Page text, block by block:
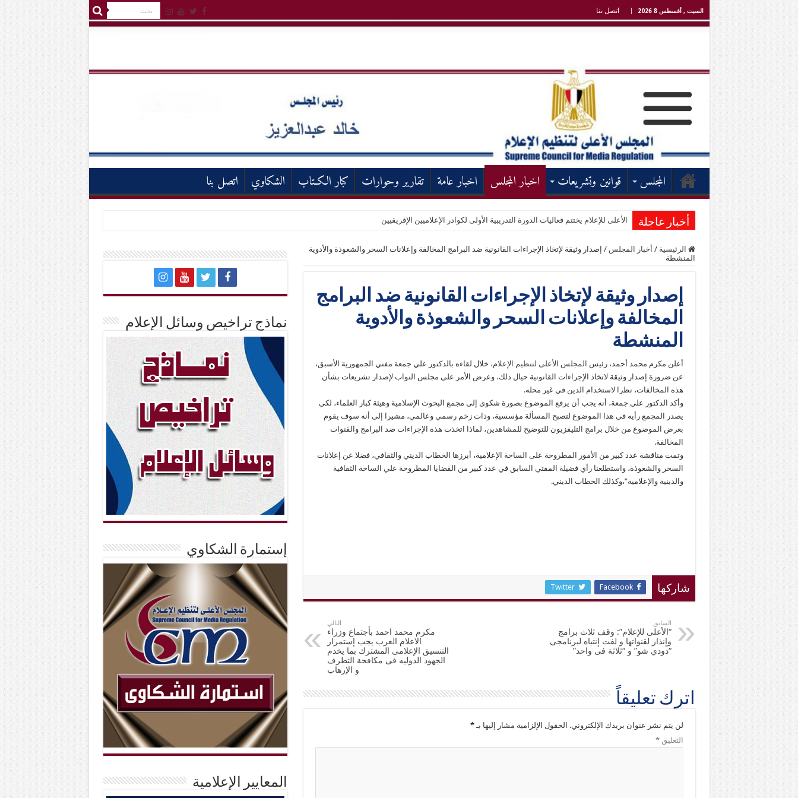
السبت , أغسطس 8 2026 اتصل بنا
المجلس قوانين وتشريعات اخبار المجلس اخبار عامة تقارير وحوارات كبار الكـتاب الشكاوي اتصل بنا
أخبار عاجلة الأعلى للإعلام يختتم فعاليات الدورة التدريبية الأولى لكوادر الإعلاميين الإفريقيين
الرئيسية / أخبار المجلس / إصدار وثيقة لإتخاذ الإجراءات القانونية ضد البرامج المخالفة وإعلانات السحر والشعوذة والأدوية
المنشطة
إصدار وثيقة لإتخاذ الإجراءات القانونية ضد البرامج
المخالفة وإعلانات السحر والشعوذة والأدوية
المنشطة
أعلن مكرم محمد أحمد، رئيس المجلس الأعلى لتنظيم الإعلام، خلال لقاءه بالدكتور علي جمعة مفتي الجمهورية الأسبق،
عن ضرورة إصدار وثيقة لاتخاذ الإجراءات القانونية حيال ذلك، وعرض الأمر على مجلس النواب لإصدار تشريعات بشأن
هذه المخالفات، نظرا لاستخدام الدين في غير محله.
وأكد الدكتور علي جمعة، أنه يجب أن يرفع الموضوع بصورة شكوى إلى مجمع البحوث الإسلامية وهيئة كبار العلماء، لكي
يصدر المجمع رأيه في هذا الموضوع لتصبح المسألة مؤسسية، وذات زخم رسمي وعالمي، مشيرا إلى أنه سوف يقوم
بعرض الموضوع من خلال برامج التليفزيون للتوضيح للمشاهدين، لماذا اتخذت هذه الإجراءات ضد البرامج والقنوات
المخالفة.
وتمت مناقشة عدد كبير من الأمور المطروحة على الساحة الإعلامية، أبرزها الخطاب الديني والثقافي، فضلا عن إعلانات
السحر والشعوذة، واستطلعنا رأي فضيلة المفتي السابق في عدد كبير من القضايا المطروحة علي الساحة الثقافية
والدينية والإعلامية”،وكذلك الخطاب الديني.
شاركها Facebook
Twitter
السابق
“الأعلى للإعلام”: وقف ثلاث برامج
وإنذار لقنواتها و لفت إنتباه لبرنامجى
“دودي شو” و “ثلاثة فى واحد”
التالي
مكرم محمد احمد بأجتماع وزراء
الاعلام العرب يجب إستمرار
التنسيق الإعلامى المشترك بما يخدم
الجهود الدوليه فى مكافحة التطرف
و الإرهاب
اترك تعليقاً
لن يتم نشر عنوان بريدك الإلكتروني. الحقول الإلزامية مشار إليها بـ*
التعليق*
نماذج تراخيص وسائل الإعلام
إستمارة الشكاوي
المعايير الإعلامية